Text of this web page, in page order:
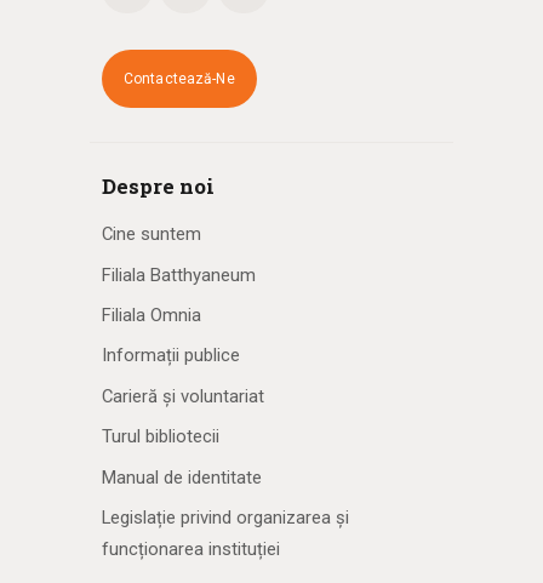
Contactează-Ne
Despre noi
Cine suntem
Filiala Batthyaneum
Filiala Omnia
Informații publice
Carieră și voluntariat
Turul bibliotecii
Manual de identitate
Legislație privind organizarea și
funcționarea instituției